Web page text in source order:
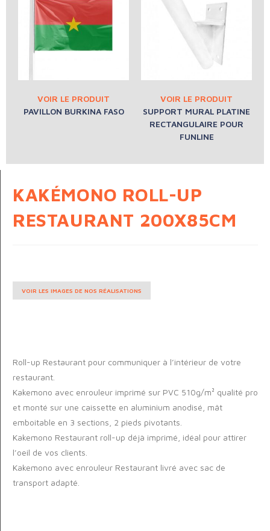
PAVILLON BURKINA FASO
SUPPORT MURAL PLATINE
RECTANGULAIRE POUR
FUNLINE
KAKÉMONO ROLL-UP
RESTAURANT 200X85CM
VOIR LES IMAGES DE NOS RÉALISATIONS
Roll-up Restaurant pour communiquer à l’intérieur de votre
restaurant.
Kakemono avec enrouleur imprimé sur PVC 510g/m² qualité pro
et monté sur une caissette en aluminium anodisé, mât
emboitable en 3 sections, 2 pieds pivotants.
Kakemono Restaurant roll-up déjà imprimé, idéal pour attirer
l’oeil de vos clients.
Kakemono avec enrouleur Restaurant livré avec sac de
transport adapté.